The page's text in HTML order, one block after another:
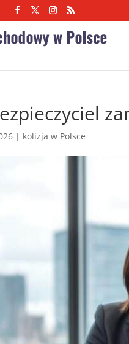
| kolizja w Polsce